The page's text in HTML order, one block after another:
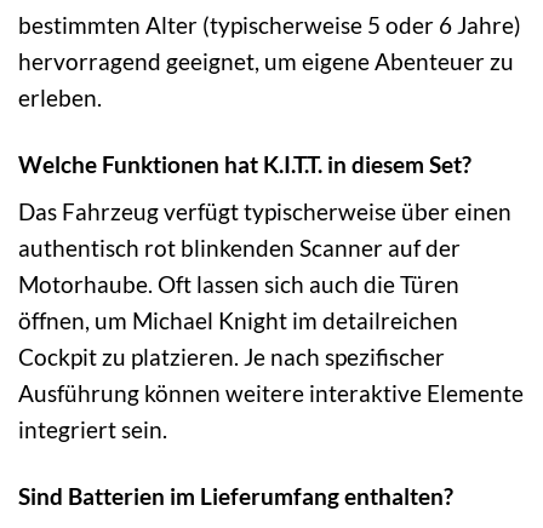
bestimmten Alter (typischerweise 5 oder 6 Jahre)
hervorragend geeignet, um eigene Abenteuer zu
erleben.
Welche Funktionen hat K.I.T.T. in diesem Set?
Das Fahrzeug verfügt typischerweise über einen
authentisch rot blinkenden Scanner auf der
Motorhaube. Oft lassen sich auch die Türen
öffnen, um Michael Knight im detailreichen
Cockpit zu platzieren. Je nach spezifischer
Ausführung können weitere interaktive Elemente
integriert sein.
Sind Batterien im Lieferumfang enthalten?